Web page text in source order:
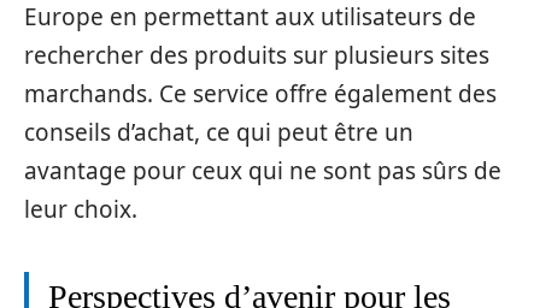
Europe en permettant aux utilisateurs de
rechercher des produits sur plusieurs sites
marchands. Ce service offre également des
conseils d’achat, ce qui peut être un
avantage pour ceux qui ne sont pas sûrs de
leur choix.
Perspectives d’avenir pour les